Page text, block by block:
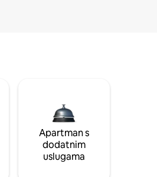
Apartman s
dodatnim
uslugama